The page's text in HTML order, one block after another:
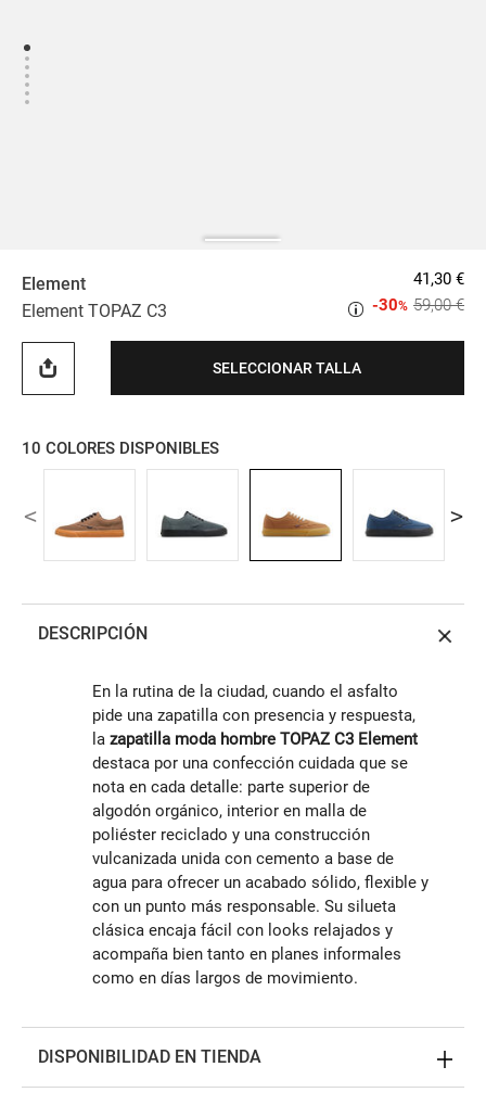
Element
Element TOPAZ C3
41,30 €
59,00 €
-30%
SELECCIONAR TALLA
10 COLORES DISPONIBLES
DESCRIPCIÓN
En la rutina de la ciudad, cuando el asfalto
pide una zapatilla con presencia y respuesta,
la zapatilla moda hombre TOPAZ C3 Element
destaca por una confección cuidada que se
nota en cada detalle: parte superior de
algodón orgánico, interior en malla de
poliéster reciclado y una construcción
vulcanizada unida con cemento a base de
agua para ofrecer un acabado sólido, flexible y
con un punto más responsable. Su silueta
clásica encaja fácil con looks relajados y
acompaña bien tanto en planes informales
como en días largos de movimiento.
DISPONIBILIDAD EN TIENDA